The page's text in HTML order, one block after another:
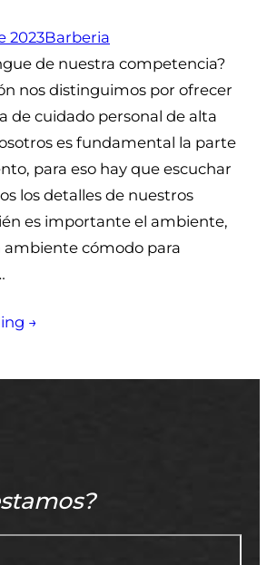
2023Barberia
de nuestra competencia?
nos distinguimos por ofrecer
de cuidado personal de alta
es fundamental la parte
para eso hay que escuchar
los detalles de nuestros
es importante el ambiente,
ambiente cómodo para
→